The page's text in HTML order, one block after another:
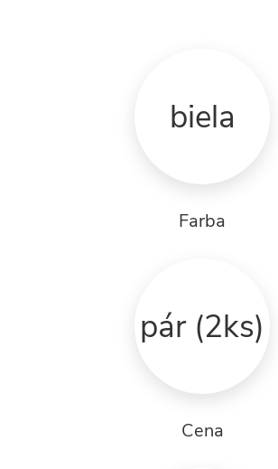
biela
Farba
pár (2ks)
Cena